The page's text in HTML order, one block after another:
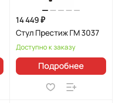
14 449 ₽
Стул Престиж ГМ 3037
Доступно к заказу
Подробнее